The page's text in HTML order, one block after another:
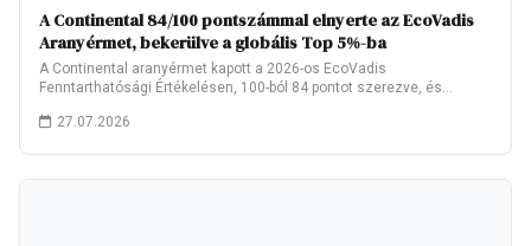
A Continental 84/100 pontszámmal elnyerte az EcoVadis
Aranyérmet, bekerülve a globális Top 5%-ba
A Continental aranyérmet kapott a 2026-os EcoVadis
Fenntarthatósági Értékelésen, 100-ból 84 pontot szerezve, és
27.07.2026